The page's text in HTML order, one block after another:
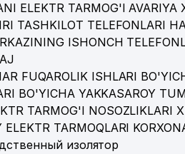
ELEKTR TARMOG'I AVARIYA
TASHKILOT TELEFONLARI
ISHONCH
FUQAROLIK ISHLARI
BO'YICHA YAKKASAROY
TARMOG'I NOSOZLIKLARI
TARMOQLARI
изолятор